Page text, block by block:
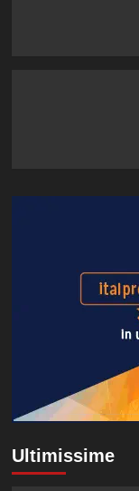
Ultimissime